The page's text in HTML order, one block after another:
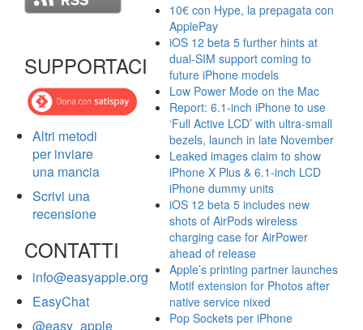
SUPPORTACI
Altri metodi
per inviare
una mancia
Scrivi una
recensione
CONTATTI
info@easyapple.org
EasyChat
@easy_apple
10€ con Hype, la prepagata con
ApplePay
iOS 12 beta 5 further hints at
dual-SIM support coming to
future iPhone models
Low Power Mode on the Mac
Report: 6.1-inch iPhone to use
‘Full Active LCD’ with ultra-small
bezels, launch in late November
Leaked images claim to show
iPhone X Plus & 6.1-inch LCD
iPhone dummy units
iOS 12 beta 5 includes new
shots of AirPods wireless
charging case for AirPower
ahead of release
Apple’s printing partner launches
Motif extension for Photos after
native service nixed
Pop Sockets per iPhone